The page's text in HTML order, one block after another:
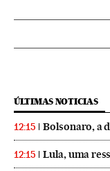
ÚLTIMAS NOTICIAS
12:15 Bolsonaro, a
12:15 Lula, uma